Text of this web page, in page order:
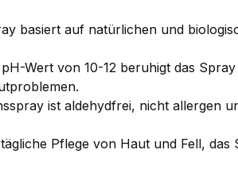
basiert auf natürlichen und
Wert von 10-12 beruhigt das
ist aldehydfrei, nicht allergen
Pflege von Haut und Fell,